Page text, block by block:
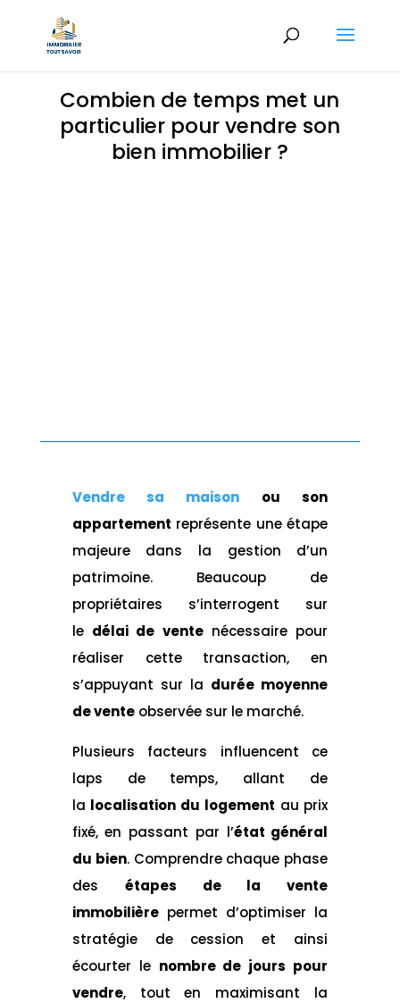
Combien de temps met un
particulier pour vendre son
bien immobilier ?
Vendre sa maison ou son
appartement représente une étape
majeure dans la gestion d’un
patrimoine. Beaucoup de
propriétaires s’interrogent sur
le délai de vente nécessaire pour
réaliser cette transaction, en
s’appuyant sur la durée moyenne
de vente observée sur le marché.
Plusieurs facteurs influencent ce
laps de temps, allant de
la localisation du logement au prix
fixé, en passant par l’état général
du bien. Comprendre chaque phase
des
étapes de la vente
immobilière permet d’optimiser la
stratégie de cession et ainsi
écourter le nombre de jours pour
vendre, tout en maximisant la